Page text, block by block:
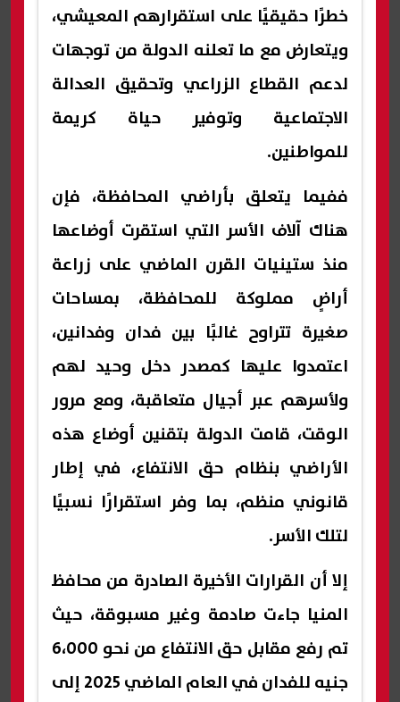
خطرًا حقيقيًا على استقرارهم المعيشي،
ويتعارض مع ما تعلنه الدولة من توجهات
لدعم القطاع الزراعي وتحقيق العدالة
الاجتماعية وتوفير حياة كريمة
للمواطنين.
ففيما يتعلق بأراضي المحافظة، فإن
هناك آلاف الأسر التي استقرت أوضاعها
منذ ستينيات القرن الماضي على زراعة
أراضٍ مملوكة للمحافظة، بمساحات
صغيرة تتراوح غالبًا بين فدان وفدانين،
اعتمدوا عليها كمصدر دخل وحيد لهم
ولأسرهم عبر أجيال متعاقبة، ومع مرور
الوقت، قامت الدولة بتقنين أوضاع هذه
الأراضي بنظام حق الانتفاع، في إطار
قانوني منظم، بما وفر استقرارًا نسبيًا
لتلك الأسر.
إلا أن القرارات الأخيرة الصادرة من محافظ
المنيا جاءت صادمة وغير مسبوقة، حيث
تم رفع مقابل حق الانتفاع من نحو 6،000
جنيه للفدان في العام الماضي 2025 إلى